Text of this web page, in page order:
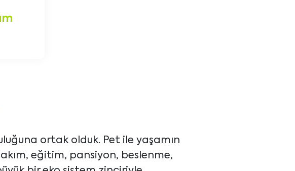
ortak olduk. Pet ile yaşamın
eğitim, pansiyon, beslenme,